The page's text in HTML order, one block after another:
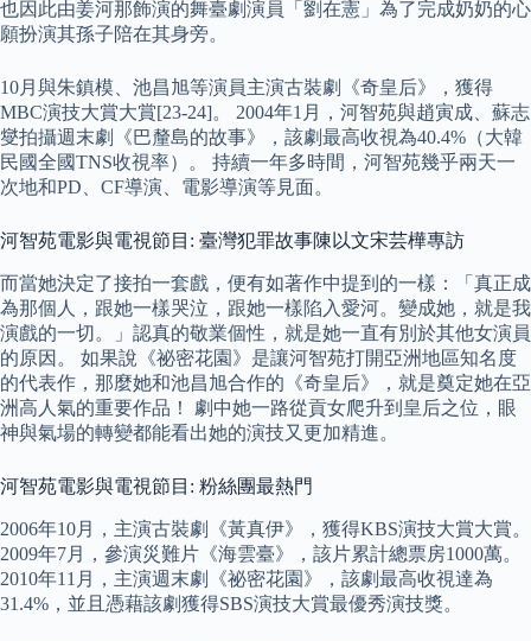
也因此由姜河那飾演的舞臺劇演員「劉在憲」為了完成奶奶的心
願扮演其孫子陪在其身旁。
10月與朱鎮模、池昌旭等演員主演古裝劇《奇皇后》，獲得
MBC演技大賞大賞[23-24]。 2004年1月，河智苑與趙寅成、蘇志
燮拍攝週末劇《巴釐島的故事》，該劇最高收視為40.4%（大韓
民國全國TNS收視率）。 持續一年多時間，河智苑幾乎兩天一
次地和PD、CF導演、電影導演等見面。
河智苑電影與電視節目: 臺灣犯罪故事陳以文宋芸樺專訪
而當她決定了接拍一套戲，便有如著作中提到的一樣：「真正成
為那個人，跟她一樣哭泣，跟她一樣陷入愛河。變成她，就是我
演戲的一切。」認真的敬業個性，就是她一直有別於其他女演員
的原因。 如果說《祕密花園》是讓河智苑打開亞洲地區知名度
的代表作，那麼她和池昌旭合作的《奇皇后》，就是奠定她在亞
洲高人氣的重要作品！ 劇中她一路從貢女爬升到皇后之位，眼
神與氣場的轉變都能看出她的演技又更加精進。
河智苑電影與電視節目: 粉絲團最熱門
2006年10月，主演古裝劇《黃真伊》，獲得KBS演技大賞大賞。
2009年7月，參演災難片《海雲臺》，該片累計總票房1000萬。
2010年11月，主演週末劇《祕密花園》，該劇最高收視達為
31.4%，並且憑藉該劇獲得SBS演技大賞最優秀演技獎。